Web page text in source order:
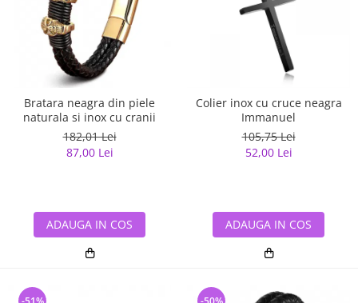
Bratara neagra din piele
naturala si inox cu cranii
182,01 Lei
87,00 Lei
ADAUGA IN COS
Colier inox cu cruce neagra
Immanuel
105,75 Lei
52,00 Lei
ADAUGA IN COS